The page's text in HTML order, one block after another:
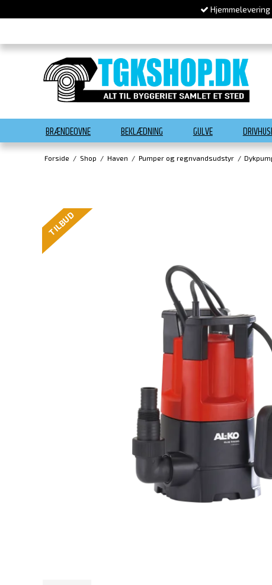
BRÆNDEOVNE BEKLÆDNING GULVE
Forside / Shop / Haven / Pumper og regnvandsudstyr /
TILBUD